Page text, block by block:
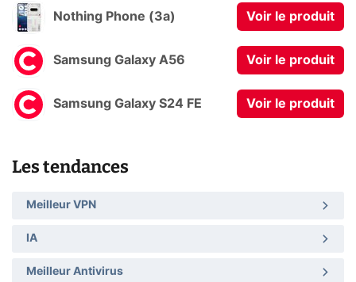
Nothing Phone (3a) Voir le produit
Samsung Galaxy A56 Voir le produit
Samsung Galaxy S24 FE Voir le produit
Les tendances
Meilleur VPN
IA
Meilleur Antivirus